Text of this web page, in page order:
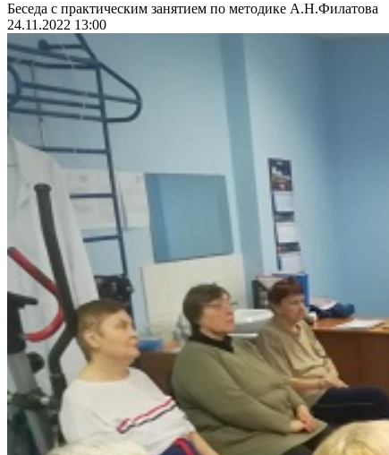
Беседа с практическим занятием по методике А.Н.Филатова
24.11.2022 13:00